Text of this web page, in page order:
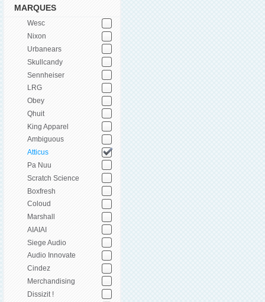
MARQUES
Wesc
Nixon
Urbanears
Skullcandy
Sennheiser
LRG
Obey
Qhuit
King Apparel
Ambiguous
Atticus
Pa Nuu
Scratch Science
Boxfresh
Coloud
Marshall
AIAIAI
Siege Audio
Audio Innovate
Cindez
Merchandising
Dissizit !